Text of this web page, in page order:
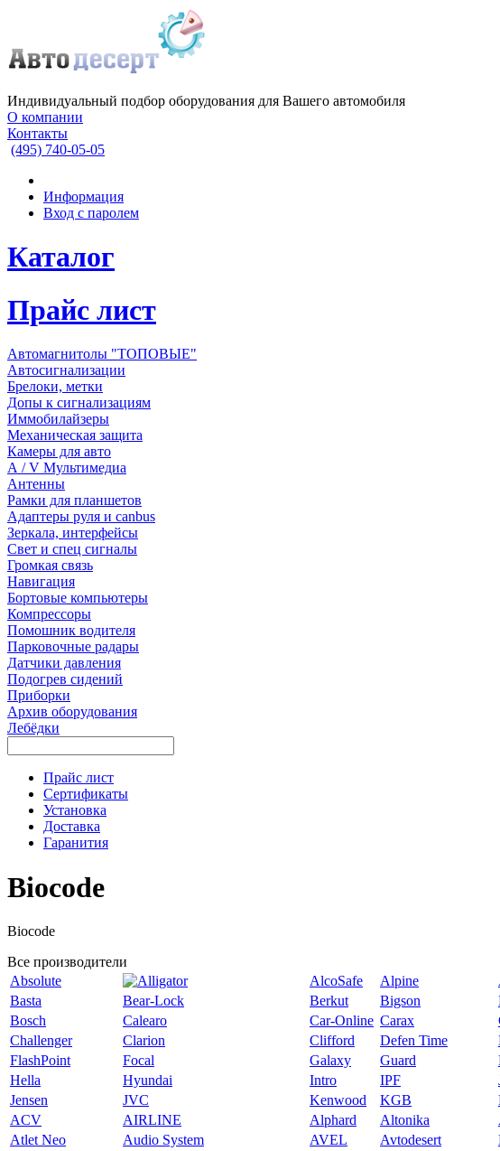
Индивидуальный подбор оборудования для Вашего автомобиля
О компании
Контакты
(495) 740-05-05
Информация
Вход с паролем
Каталог
Прайс лист
Автомагнитолы "ТОПОВЫЕ"
Автосигнализации
Брелоки, метки
Допы к сигнализациям
Иммобилайзеры
Механическая защита
Камеры для авто
А / V Мультимедиа
Антенны
Рамки для планшетов
Адаптеры руля и canbus
Зеркала, интерфейсы
Свет и спец сигналы
Громкая связь
Навигация
Бортовые компьютеры
Компрессоры
Помошник водителя
Парковочные радары
Датчики давления
Подогрев сидений
Приборки
Архив оборудования
Лебёдки
Прайс лист
Сертификаты
Установка
Доставка
Гаранития
Biocode
Biocode
Все производители
Absolute
AlcoSafe Alpine
Basta
Bear-Lock Berkut Bigson
Bosch
Calearo Car-Online Carax
Challenger
Clarion Clifford Defen Time
FlashPoint
Focal Galaxy Guard
Hella
Hyundai Intro IPF
Jensen
JVC Kenwood KGB
ACV
AIRLINE Alphard Altonika
Atlet Neo
Audio System AVEL Avtodesert